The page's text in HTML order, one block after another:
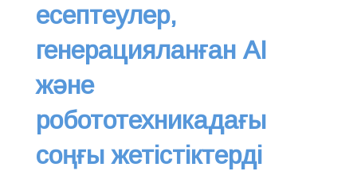
есептеулер,
генерацияланған AI
және
робототехникадағы
соңғы жетістіктерді